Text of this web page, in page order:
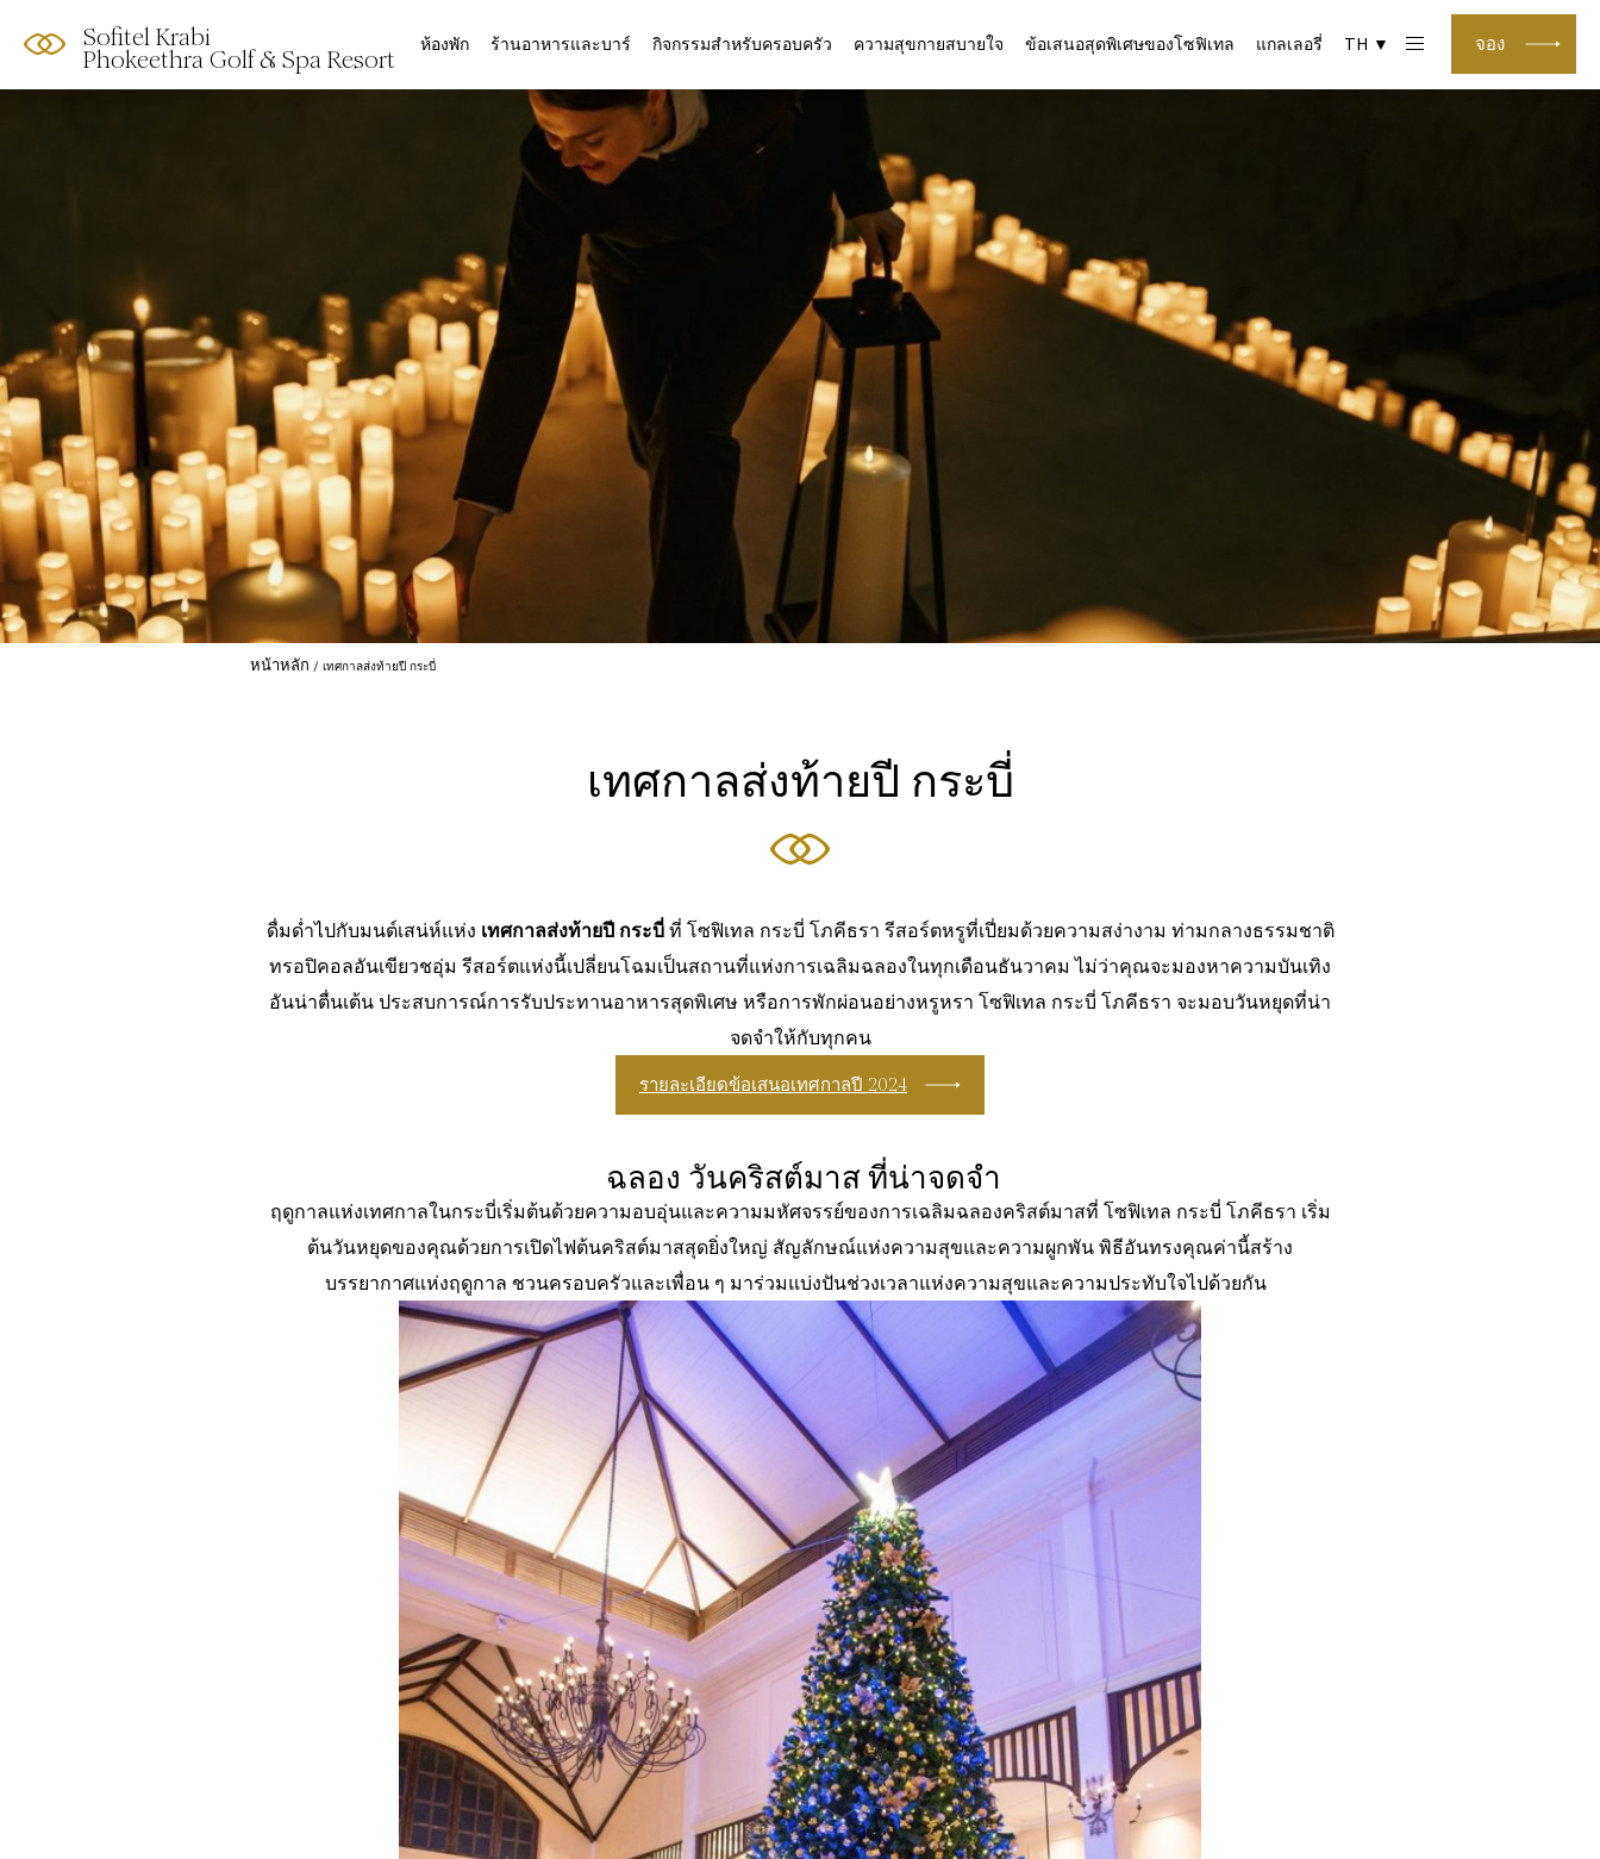
Sofitel Krabi
Phokeethra Golf & Spa Resort
จอง
ห้องพัก ร้านอาหารและบาร์ กิจกรรมสำหรับครอบครัว ความสุขกายสบายใจ ข้อเสนอสุดพิเศษของโซฟิเทล แกลเลอรี่ TH ▼
หน้าหลัก เทศกาลส่งท้ายปี กระบี่
เทศกาลส่งท้ายปี กระบี่
ดื่มด่ำไปกับมนต์เสน่ห์แห่ง เทศกาลส่งท้ายปี กระบี่ ที่ โซฟิเทล กระบี่ โภคีธรา รีสอร์ตหรูที่เปี่ยมด้วยความสง่างาม ท่ามกลางธรรมชาติ
ทรอปิคอลอันเขียวชอุ่ม รีสอร์ตแห่งนี้เปลี่ยนโฉมเป็นสถานที่แห่งการเฉลิมฉลองในทุกเดือนธันวาคม ไม่ว่าคุณจะมองหาความบันเทิง
อันน่าตื่นเต้น ประสบการณ์การรับประทานอาหารสุดพิเศษ หรือการพักผ่อนอย่างหรูหรา โซฟิเทล กระบี่ โภคีธรา จะมอบวันหยุดที่น่า
จดจำให้กับทุกคน
รายละเอียดข้อเสนอเทศกาลปี 2024
ฉลอง วันคริสต์มาส ที่น่าจดจำ
ฤดูกาลแห่งเทศกาลในกระบี่เริ่มต้นด้วยความอบอุ่นและความมหัศจรรย์ของการเฉลิมฉลองคริสต์มาสที่ โซฟิเทล กระบี่ โภคีธรา เริ่ม
ต้นวันหยุดของคุณด้วยการเปิดไฟต้นคริสต์มาสสุดยิ่งใหญ่ สัญลักษณ์แห่งความสุขและความผูกพัน พิธีอันทรงคุณค่านี้สร้าง
บรรยากาศแห่งฤดูกาล ชวนครอบครัวและเพื่อน ๆ มาร่วมแบ่งปันช่วงเวลาแห่งความสุขและความประทับใจไปด้วยกัน